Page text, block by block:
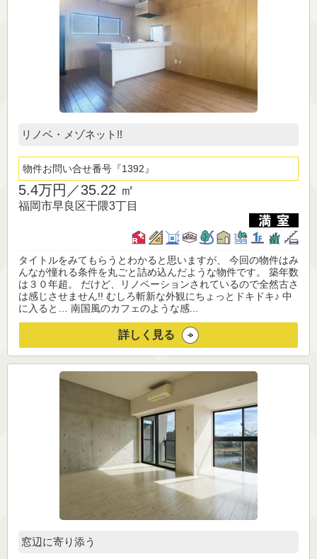
リノベ・メゾネット!!
物件お問い合せ番号 1392
5.4万円／35.22 ㎡
福岡市早良区干隈3丁目
タイトルをみてもらうとわかると思いますが、 今回の物件はみ
んなが憧れる条件を丸ごと詰め込んだような物件です。 築年数
は３０年超。 だけど、リノベーションされているので全然古さ
は感じさせません!! むしろ斬新な外観にちょっとドキドキ♪ 中
に入ると… 南国風のカフェのような感...
詳しく見る
窓辺に寄り添う